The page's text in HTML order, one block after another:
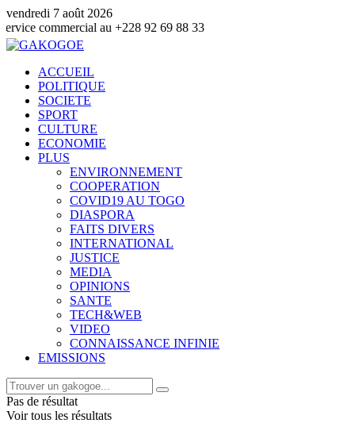
vendredi 7 août 2026
au +228 92 69 88 33
ACCUEIL
POLITIQUE
SOCIETE
SPORT
CULTURE
ECONOMIE
PLUS
ENVIRONNEMENT
COOPERATION
COVID19 AU TOGO
DIASPORA
FAITS DIVERS
INTERNATIONAL
JUSTICE
MEDIA
OPINIONS
SANTE
TECH&WEB
VIDEO
CONNAISSANCE INFINIE
EMISSIONS
Pas de résultat
Voir tous les résultats